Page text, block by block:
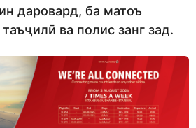
даровард, ба матоъ
ва полис занг зад.